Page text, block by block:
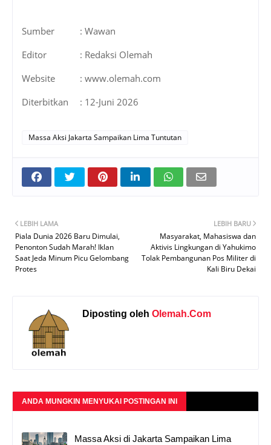
Sumber
: Wawan
Editor
: Redaksi Olemah
Website
: www.olemah.com
Diterbitkan
: 12-Juni 2026
Massa Aksi Jakarta Sampaikan Lima Tuntutan
LEBIH BARU
Masyarakat, Mahasiswa dan
Aktivis Lingkungan di Yahukimo
Tolak Pembangunan Pos Militer di
Kali Biru Dekai
LEBIH LAMA
Piala Dunia 2026 Baru Dimulai,
Penonton Sudah Marah! Iklan
Saat Jeda Minum Picu Gelombang
Protes
Diposting oleh Olemah.Com
ANDA MUNGKIN MENYUKAI POSTINGAN INI
Massa Aksi di Jakarta Sampaikan Lima